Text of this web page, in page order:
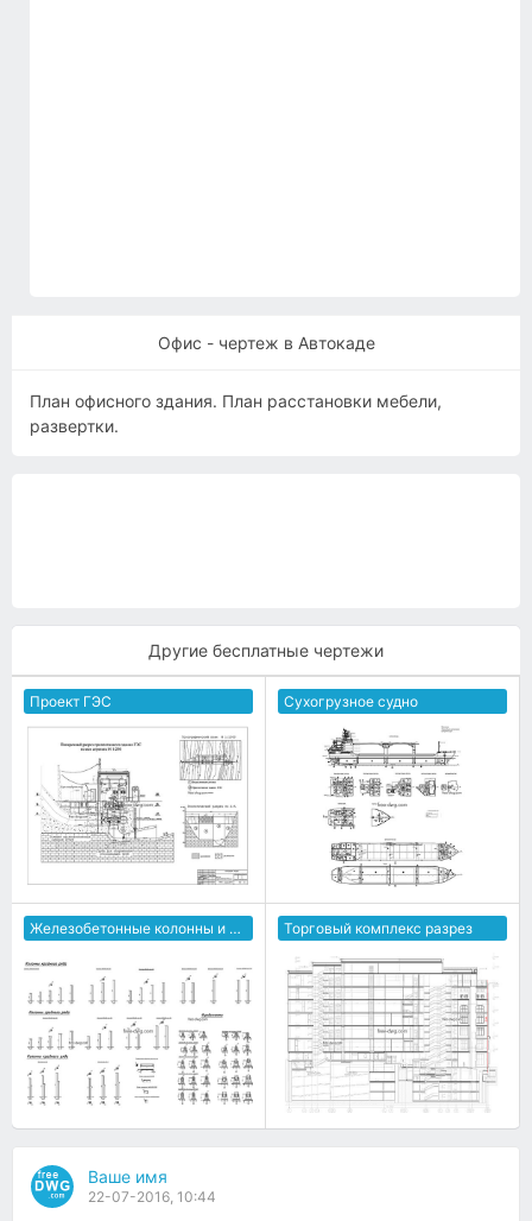
Офис - чертеж в Автокаде
План офисного здания. План расстановки мебели,
развертки.
Другие бесплатные чертежи
Проект ГЭС Сухогрузное судно
Железобетонные колонны и плиты перекрытия Торговый комплекс разрез
Ваше имя
22-07-2016, 10:44